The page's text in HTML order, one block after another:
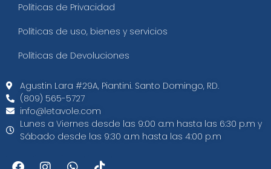
Políticas de Privacidad
Políticas de uso, bienes y servicios
Políticas de Devoluciones
Agustin Lara #29A, Piantini. Santo Domingo, RD.​
(809) 565-5727
info@letavole.com
Lunes a Viernes desde las 9:00 a.m hasta las 6:30 p.m y
Sábado desde las 9:30 a.m hasta las 4:00 p.m